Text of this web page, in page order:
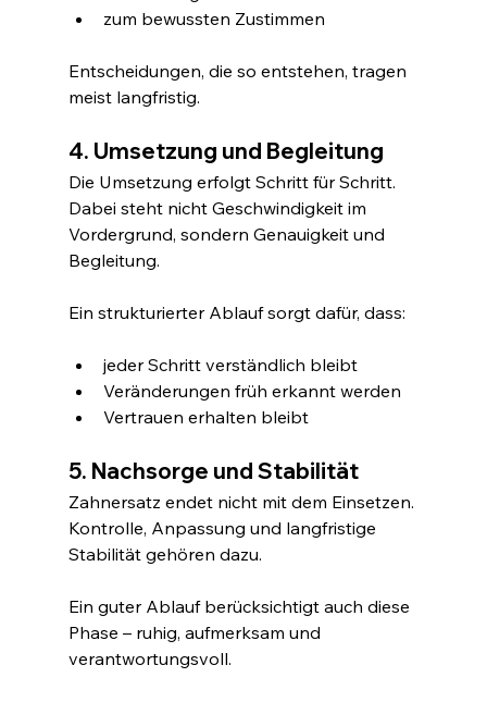
zum bewussten Zustimmen
Entscheidungen, die so entstehen, tragen
meist langfristig.
4. Umsetzung und Begleitung
Die Umsetzung erfolgt Schritt für Schritt.
Dabei steht nicht Geschwindigkeit im
Vordergrund, sondern Genauigkeit und
Begleitung.
Ein strukturierter Ablauf sorgt dafür, dass:
jeder Schritt verständlich bleibt
Veränderungen früh erkannt werden
Vertrauen erhalten bleibt
5. Nachsorge und Stabilität
Zahnersatz endet nicht mit dem Einsetzen.
Kontrolle, Anpassung und langfristige
Stabilität gehören dazu.
Ein guter Ablauf berücksichtigt auch diese
Phase – ruhig, aufmerksam und
verantwortungsvoll.